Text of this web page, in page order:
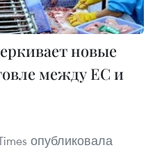
новые
между ЕС и
опубликовала